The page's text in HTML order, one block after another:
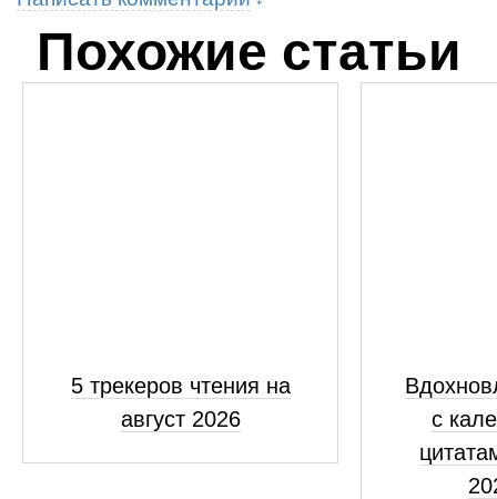
Похожие статьи
5 трекеров чтения на
август 2026
с